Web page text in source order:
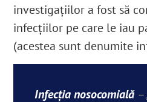
investigațiilor a fost să
infecțiilor pe care le iau
(acestea sunt denumite
Infecția nosocomială–